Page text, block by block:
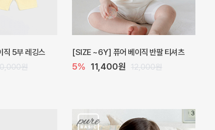
스
32,000원
프로리 뷔스티에 미니 아기 원피스
20% 20,800원 26,000원